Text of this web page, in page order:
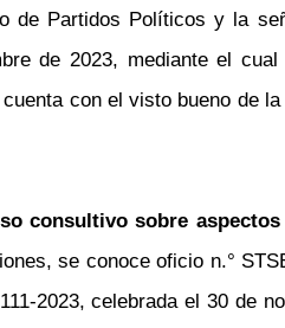
Partidos Políticos y la
de 2023, mediante el
con el visto bueno de
consultivo sobre
se conoce oficio n.°
111-2023, celebrada el 30 de